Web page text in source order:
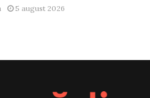
5 august 2026